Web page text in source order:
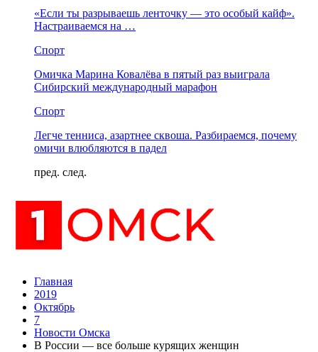
«Если ты разрываешь ленточку — это особый кайф».
Настраиваемся на …
Спорт
Омичка Марина Ковалёва в пятый раз выиграла
Сибирский международный марафон
Спорт
Легче тенниса, азартнее сквоша. Разбираемся, почему
омичи влюбляются в падел
пред. след.
Главная
2019
Октябрь
7
Новости Омска
В России — все больше курящих женщин